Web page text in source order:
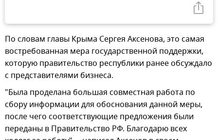
По словам главы Крыма Сергея Аксенова, это самая
востребованная мера государственной поддержки,
которую правительство республики ранее обсуждало
с представителями бизнеса.
"Была проделана большая совместная работа по
сбору информации для обоснования данной меры,
после чего соответствующие предложения были
переданы в Правительство РФ. Благодарю всех